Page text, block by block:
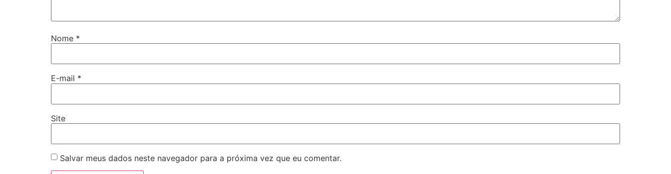
Nome *
E-mail *
Site
Salvar meus dados neste navegador para a próxima vez que eu comentar.